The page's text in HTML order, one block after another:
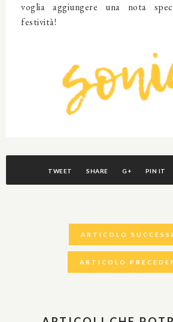
voglia aggiungere una nota
festività!
TWEET SHARE G+ PIN IT
ARTICOLO
ARTICOLO